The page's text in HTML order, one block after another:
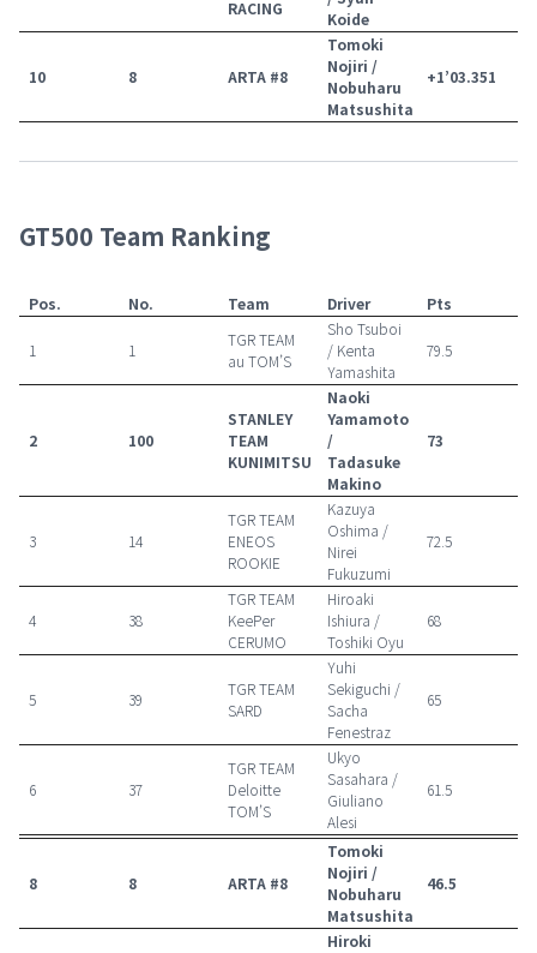
RACING
Koide
10 8 ARTA #8
Tomoki
Nojiri /
Nobuharu
Matsushita
+1’03.351
GT500 Team Ranking
Pos. No. Team Driver Pts
1 1
TGR TEAM
au TOM’S
Sho Tsuboi
/ Kenta
Yamashita
79.5
2 100
STANLEY
TEAM
KUNIMITSU
Naoki
Yamamoto
/
Tadasuke
Makino
73
3 14
TGR TEAM
ENEOS
ROOKIE
Kazuya
Oshima /
Nirei
Fukuzumi
72.5
4 38
TGR TEAM
KeePer
CERUMO
Hiroaki
Ishiura /
Toshiki Oyu
68
5 39
TGR TEAM
SARD
Yuhi
Sekiguchi /
Sacha
Fenestraz
65
6 37
TGR TEAM
Deloitte
TOM’S
Ukyo
Sasahara /
Giuliano
Alesi
61.5
8 8 ARTA #8
Tomoki
Nojiri /
Nobuharu
Matsushita
46.5
Hiroki